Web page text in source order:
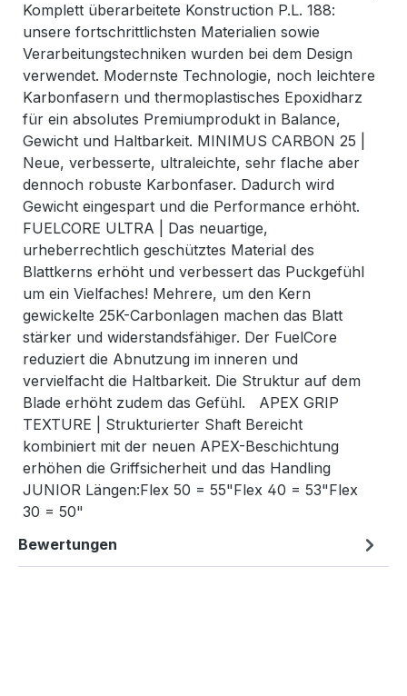
Komplett überarbeitete Konstruction P.L. 188:
unsere fortschrittlichsten Materialien sowie
Verarbeitungstechniken wurden bei dem Design
verwendet. Modernste Technologie, noch leichtere
Karbonfasern und thermoplastisches Epoxidharz
für ein absolutes Premiumprodukt in Balance,
Gewicht und Haltbarkeit. MINIMUS CARBON 25 |
Neue, verbesserte, ultraleichte, sehr flache aber
dennoch robuste Karbonfaser. Dadurch wird
Gewicht eingespart und die Performance erhöht.
FUELCORE ULTRA | Das neuartige,
urheberrechtlich geschütztes Material des
Blattkerns erhöht und verbessert das Puckgefühl
um ein Vielfaches! Mehrere, um den Kern
gewickelte 25K-Carbonlagen machen das Blatt
stärker und widerstandsfähiger. Der FuelCore
reduziert die Abnutzung im inneren und
vervielfacht die Haltbarkeit. Die Struktur auf dem
Blade erhöht zudem das Gefühl. APEX GRIP
TEXTURE | Strukturierter Shaft Bereicht
kombiniert mit der neuen APEX-Beschichtung
erhöhen die Griffsicherheit und das Handling
JUNIOR Längen:Flex 50 = 55"Flex 40 = 53"Flex
30 = 50"
Bewertungen